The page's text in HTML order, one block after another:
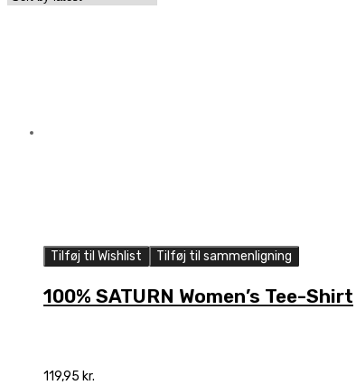
Tilføj til Wishlist Tilføj til sammenligning
100% SATURN Women’s Tee-Shirt
119,95 kr.